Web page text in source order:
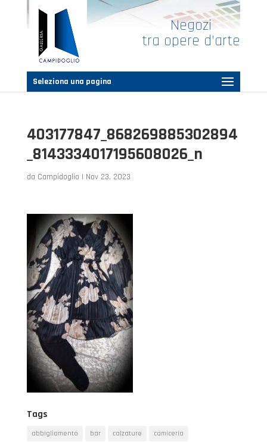
Negozi
tra opere d’arte
Seleziona una pagina
403177847_868269885302894
_8143334017195608026_n
da Campidoglio | Nov 23, 2023
Tags
abbigliamento bar calzature
camiceria